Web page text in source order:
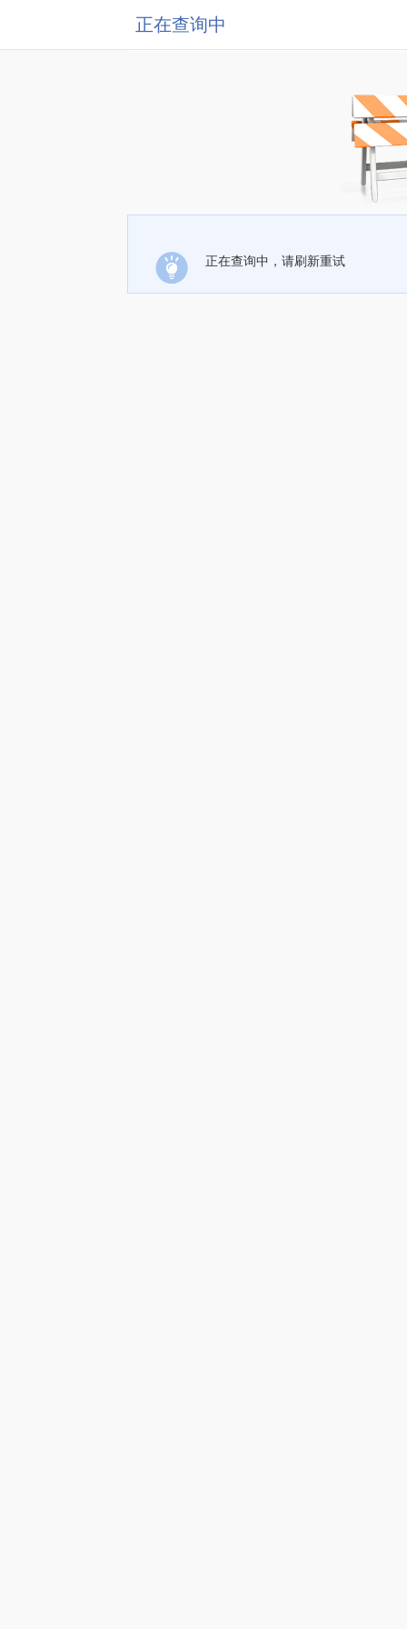
正在查询中
正在查询中，请刷新重试